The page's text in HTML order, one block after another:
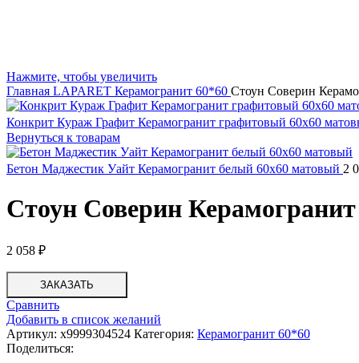
Нажмите, чтобы увеличить
Главная LAPARET Керамогранит 60*60 Стоун Соверин
Конкрит Кураж Графит Керамогранит графитовый 60х60
Вернуться к товарам
Бетон Маджестик Уайт Керамогранит белый 60х60 матовый 2
Стоун Соверин
2 058 ₽
ЗАКАЗАТЬ
Сравнить
Добавить в список желаний
Артикул: х9999304524 Категория: Керамогранит 60*60
Поделиться: